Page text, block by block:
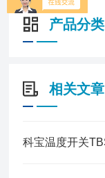
产品分类
相关文章
科宝温度开关